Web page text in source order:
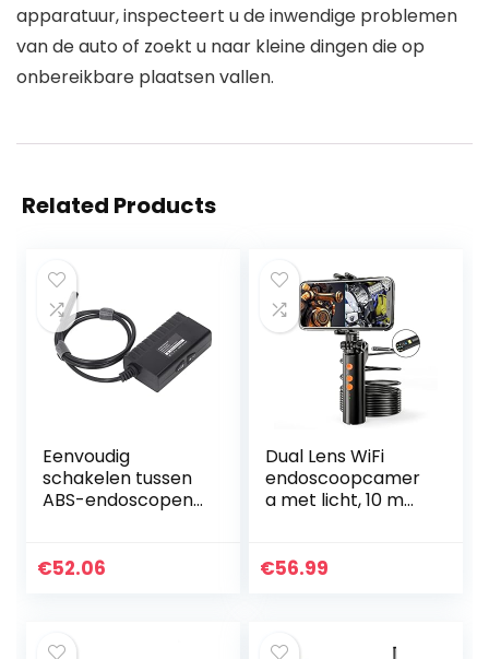
apparatuur, inspecteert u de inwendige problemen
van de auto of zoekt u naar kleine dingen die op
onbereikbare plaatsen vallen.
Related Products
Eenvoudig
schakelen tussen
ABS-endoscopen
wifi-
€52.06
Dual Lens WiFi
endoscoopcamer
a met licht, 10 m
inspectiecamera
€56.99